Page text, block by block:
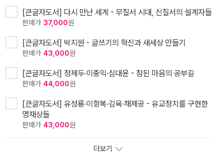
[큰글자도서] 다시 만난 세계 - 무질서 시대, 신질서의 설계자들
판매가 37,000원
[큰글자도서] 박지원 - 글쓰기의 혁신과 새세상 만들기
판매가 43,000원
[큰글자도서] 정제두·이충익·심대윤 - 참된 마음의 공부길
판매가 44,000원
[큰글자도서] 유성룡·이항복·김육·채제공 - 유교정치를 구현한
명재상들
판매가 43,000원
더보기